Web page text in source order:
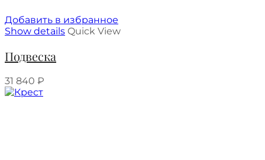
Добавить в избранное
Show details Quick View
Подвеска
31 840 ₽